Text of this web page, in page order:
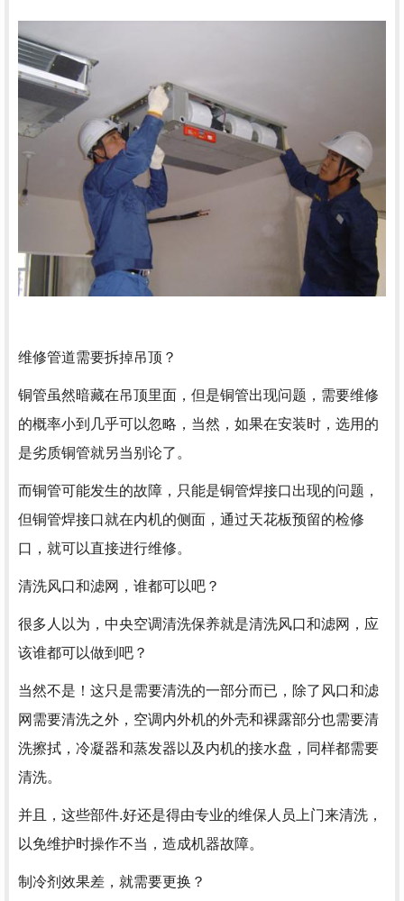
维修管道需要拆掉吊顶？
铜管虽然暗藏在吊顶里面，但是铜管出现问题，需要维修
的概率小到几乎可以忽略，当然，如果在安装时，选用的
是劣质铜管就另当别论了。
而铜管可能发生的故障，只能是铜管焊接口出现的问题，
但铜管焊接口就在内机的侧面，通过天花板预留的检修
口，就可以直接进行维修。
清洗风口和滤网，谁都可以吧？
很多人以为，中央空调清洗保养就是清洗风口和滤网，应
该谁都可以做到吧？
当然不是！这只是需要清洗的一部分而已，除了风口和滤
网需要清洗之外，空调内外机的外壳和裸露部分也需要清
洗擦拭，冷凝器和蒸发器以及内机的接水盘，同样都需要
清洗。
并且，这些部件.好还是得由专业的维保人员上门来清洗，
以免维护时操作不当，造成机器故障。
制冷剂效果差，就需要更换？